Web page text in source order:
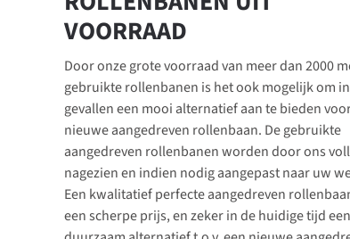
VOORRAAD
Door onze grote voorraad van meer dan 2000
gebruikte rollenbanen is het ook mogelijk om
gevallen een mooi alternatief aan te bieden
nieuwe aangedreven rollenbaan. De gebruikte
aangedreven rollenbanen worden door ons
nagezien en indien nodig aangepast naar uw
Een kwalitatief perfecte aangedreven
een scherpe prijs, en zeker in de huidige tijd